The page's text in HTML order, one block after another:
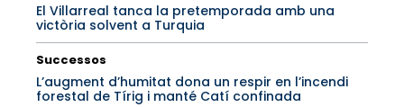
El Villarreal tanca la pretemporada amb una
victòria solvent a Turquia
Successos
L’augment d’humitat dona un respir en l’incendi
forestal de Tírig i manté Catí confinada